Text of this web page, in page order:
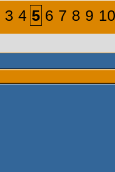
3 4 5 6 7 8 9 10